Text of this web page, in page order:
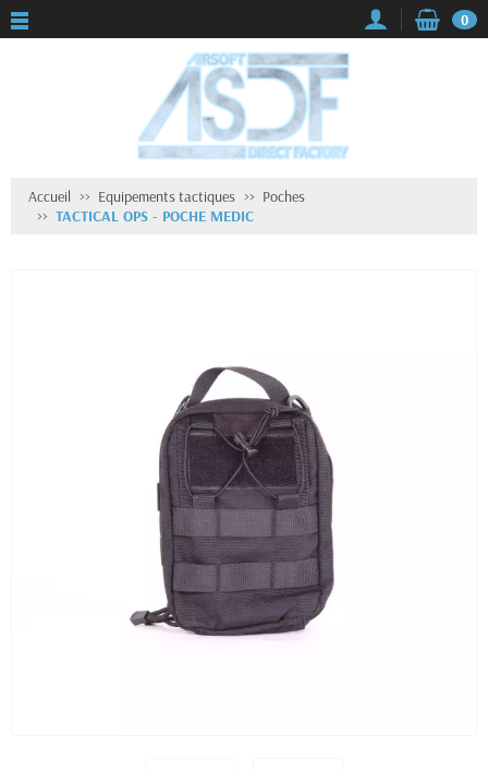
0
Accueil Equipements tactiques
Poches
TACTICAL OPS - POCHE MEDIC